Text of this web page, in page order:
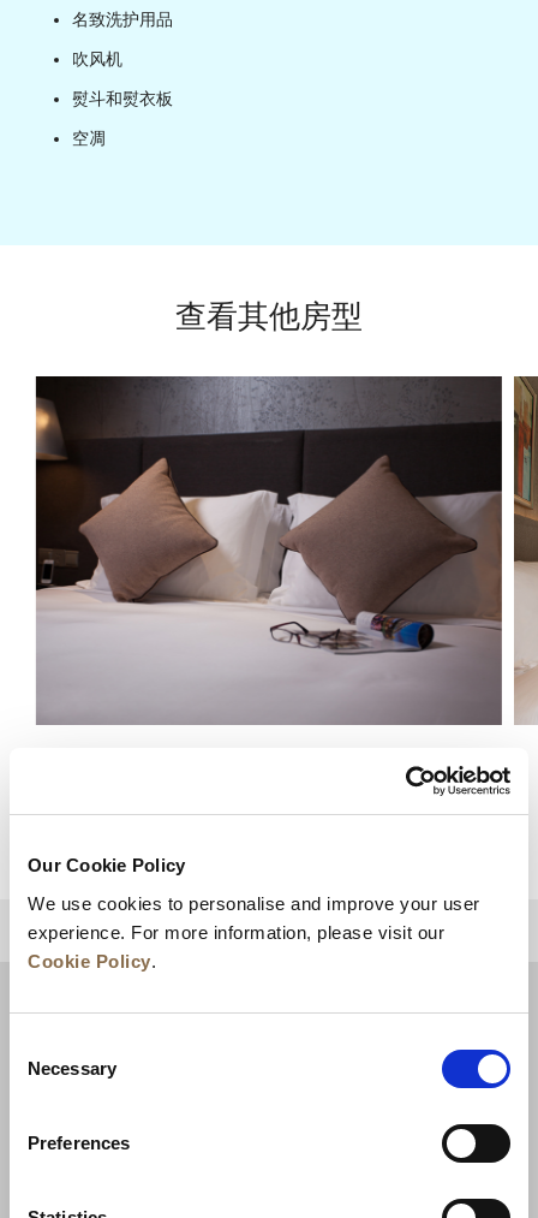
Our Cookie Policy
We use cookies to personalise and improve your user
experience. For more information, please visit our
Cookie Policy.
Selection
Necessary
Preferences
名致洗护用品
吹风机
熨斗和熨衣板
空凋
查看其他房型